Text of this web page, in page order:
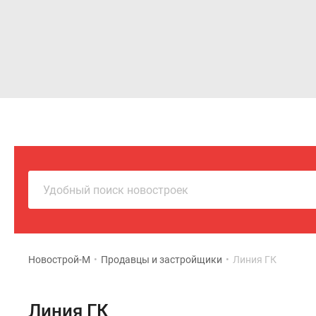
Удобный поиск новостроек
Новострой-М • Продавцы и застройщики • Линия ГК
Линия ГК